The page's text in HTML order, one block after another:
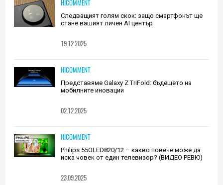
HICOMMENT
Следващият голям скок: защо смартфонът ще
стане вашият личен AI център
19.12.2025
HICOMMENT
Представяме Galaxy Z TriFold: бъдещето на
мобилните иновации
02.12.2025
HICOMMENT
Philips 55OLED820/12 – какво повече може да
иска човек от един телевизор? (ВИДЕО РЕВЮ)
23.09.2025